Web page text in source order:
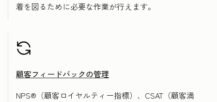
着を図るために必要な作業が行えます。
顧客フィードバックの管理
NPS®（顧客ロイヤルティー指標）、CSAT（顧客満